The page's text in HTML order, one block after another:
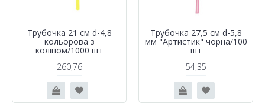
Трубочка 21 см d-4,8
кольорова з
колiном/1000 шт
260,76
Трубочка 27,5 см d-5,8
мм "Артистик" чорна/100
шт
54,35